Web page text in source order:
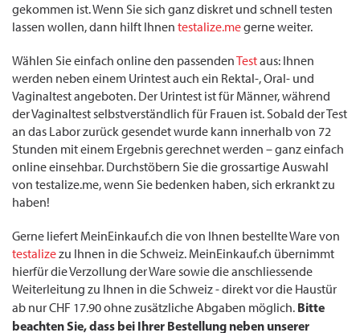
gekommen ist. Wenn Sie sich ganz diskret und schnell testen
lassen wollen, dann hilft Ihnen testalize.megerne weiter.
Wählen Sie einfach online den passendenTestaus: Ihnen
werden neben einem Urintest auch ein Rektal-, Oral- und
Vaginaltest angeboten. Der Urintest ist für Männer, während
der Vaginaltest selbstverständlich für Frauen ist. Sobald der Test
an das Labor zurück gesendet wurde kann innerhalb von 72
Stunden mit einem Ergebnis gerechnet werden – ganz einfach
online einsehbar. Durchstöbern Sie die grossartige Auswahl
von testalize.me, wenn Sie bedenken haben, sich erkrankt zu
haben!
Gerne liefert MeinEinkauf.ch die von Ihnen bestellte Ware von
testalizezu Ihnen in die Schweiz. MeinEinkauf.ch übernimmt
hierfür die Verzollung der Ware sowie die anschliessende
Weiterleitung zu Ihnen in die Schweiz - direkt vor die Haustür
ab nur CHF 17.90 ohne zusätzliche Abgaben möglich. Bitte
beachten Sie, dass bei Ihrer Bestellung neben unserer